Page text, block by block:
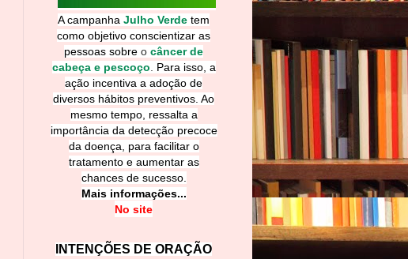
A campanha Julho Verde tem
como objetivo conscientizar as
pessoas sobre o câncer de
cabeça e pescoço
Para isso, a
ação incentiva a adoção de
diversos hábitos preventivos. Ao
mesmo tempo, ressalta a
importância da detecção precoce
da doença, para facilitar o
tratamento e aumentar as
chances de sucesso.
Mais informações...
No site
INTENÇÕES DE ORAÇÃO